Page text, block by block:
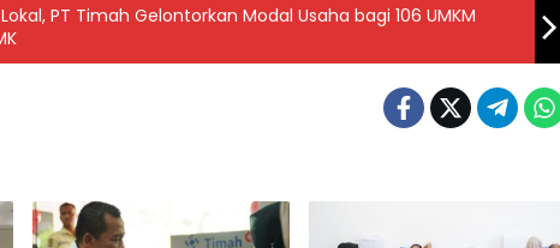
PT Timah Gelontorkan Modal Usaha bagi 106 UMKM